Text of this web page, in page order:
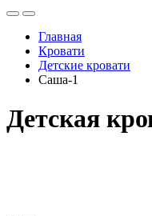
Главная
Кровати
Детские кровати
Саша-1
Детская